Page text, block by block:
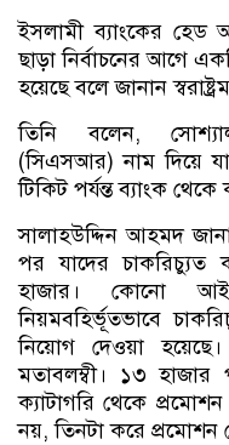
ইসলামী ব্যাংকের হেড
ছাড়া নির্বাচনের আগে
হয়েছে বলে জানান
তিনি বলেন,
(সিএসআর) নাম দিয়ে
টিকিট পর্যন্ত ব্যাংক
সালাহউদ্দিন আহমদ
পর যাদের চাকরিচ্যুত
হাজার। কোনো
নিয়মবহির্ভূতভাবে
নিয়োগ দেওয়া
মতাবলম্বী। ১৩ হাজার
ক্যাটাগরি থেকে
নয়, তিনটা করে প্রমোশন